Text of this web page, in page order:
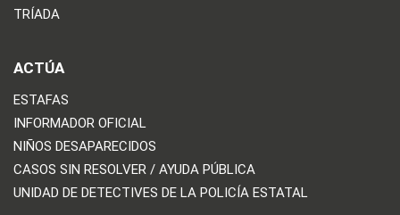
TRÍADA
ACTÚA
ESTAFAS
INFORMADOR OFICIAL
NIÑOS DESAPARECIDOS
CASOS SIN RESOLVER / AYUDA PÚBLICA
UNIDAD DE DETECTIVES DE LA POLICÍA ESTATAL